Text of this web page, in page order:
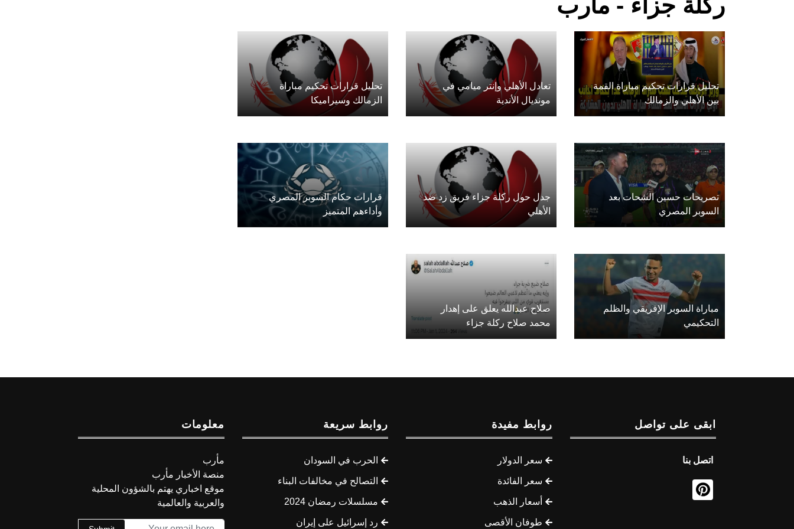
ركلة جزاء - مأرب
تحليل قرارات تحكيم مباراة القمة
بين الأهلي والزمالك
تعادل الأهلي وإنتر ميامي في
مونديال الأندية
تحليل قرارات تحكيم مباراة
الزمالك وسيراميكا
تصريحات حسين الشحات بعد
السوبر المصري
جدل حول ركلة جزاء فريق زد ضد
الأهلي
قرارات حكام السوبر المصري
وأداءهم المتميز
مباراة السوبر الإفريقي والظلم
التحكيمي
صلاح عبدالله يعلق على إهدار
محمد صلاح ركلة جزاء
ابقى على تواصل
اتصل بنا
روابط مفيدة
سعر الدولار
سعر الفائدة
أسعار الذهب
طوفان الأقصى
روابط سريعة
الحرب في السودان
التصالح في مخالفات البناء
مسلسلات رمضان 2024
رد إسرائيل على إيران
معلومات
مأرب
منصة الأخبار مأرب
موقع اخباري يهتم بالشؤون المحلية
والعربية والعالمية